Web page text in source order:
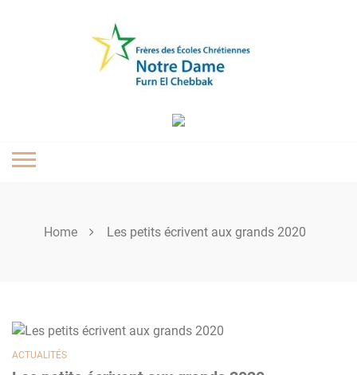
Home Les petits écrivent aux grands 2020
ACTUALITÉS